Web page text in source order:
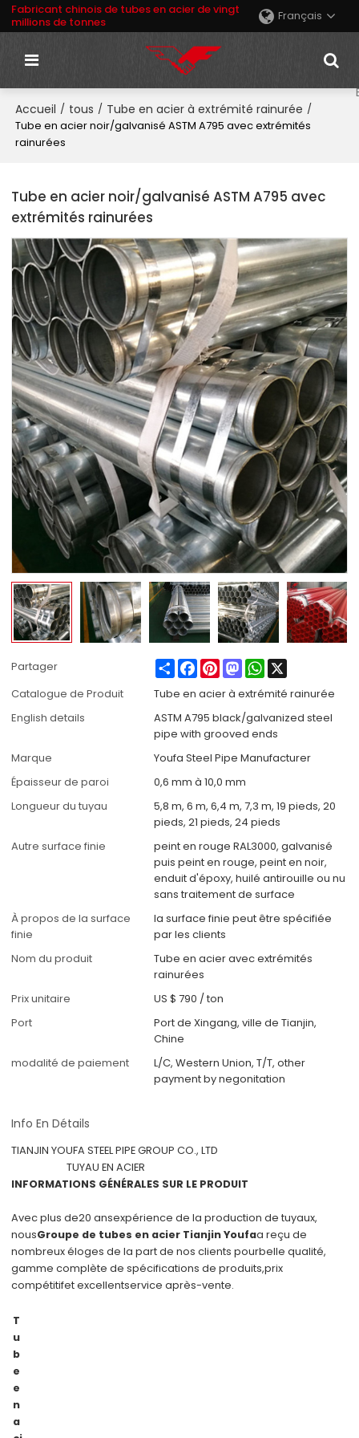
Fabricant chinois de tubes en acier de vingt
millions de tonnes
Français
Accueil / tous / Tube en acier à extrémité rainurée /
Tube en acier noir/galvanisé ASTM A795 avec extrémités
rainurées
Tube en acier noir/galvanisé ASTM A795 avec
extrémités rainurées
Partager ShareFacebook
PinterestMastodonWhatsApp
Catalogue de Produit
Tube en acier à extrémité rainurée
English details
ASTM A795 black/galvanized steel
pipe with grooved ends
Marque
Youfa Steel Pipe Manufacturer
Épaisseur de paroi
0,6 mm à 10,0 mm
Longueur du tuyau
5,8 m, 6 m, 6,4 m, 7,3 m, 19 pieds, 20
pieds, 21 pieds, 24 pieds
Autre surface finie
peint en rouge RAL3000, galvanisé
puis peint en rouge, peint en noir,
enduit d'époxy, huilé antirouille ou nu
sans traitement de surface
À propos de la surface
finie
la surface finie peut être spécifiée
par les clients
Nom du produit
Tube en acier avec extrémités
rainurées
Prix unitaire
US $ 790 /ton
Port
Port de Xingang, ville de Tianjin,
Chine
modalité de paiement
L/C, Western Union, T/T, other
payment by negonitation
Info En Détails
TIANJIN YOUFA STEEL PIPE GROUP CO., LTD
TUYAU EN ACIER
INFORMATIONS GÉNÉRALES SUR LE PRODUIT
Avec plus de20 ansexpérience de la production de tuyaux,
nousGroupe de tubes en acier Tianjin Youfaa reçu de
nombreux éloges de la part de nos clients pourbelle qualité,
gamme complète de spécifications de produits,prix
compétitifet excellentservice après-vente.
T
u
b
e
e
n
a